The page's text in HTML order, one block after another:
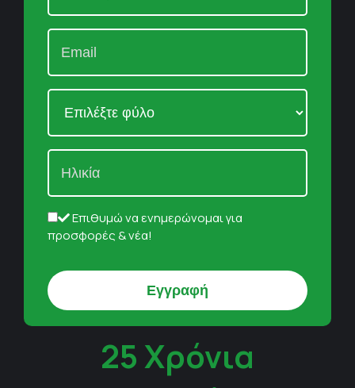
Επιθυμώ να ενημερώνομαι για
προσφορές & νέα!
25 Χρόνια